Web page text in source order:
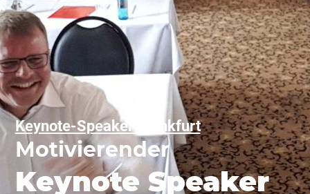
Keynote-Speaker Frankfurt
Motivierender
Keynote Speaker